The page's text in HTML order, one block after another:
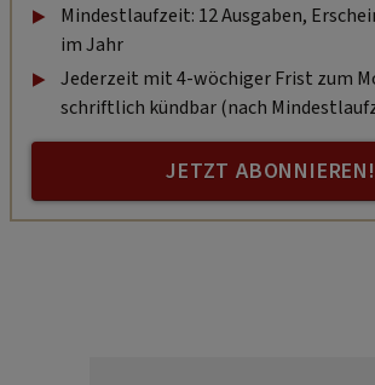
Mindestlaufzeit: 12 Ausgaben,
im Jahr
Jederzeit mit 4-wöchiger Frist zum
schriftlich kündbar (nach
JETZT ABONNIEREN!